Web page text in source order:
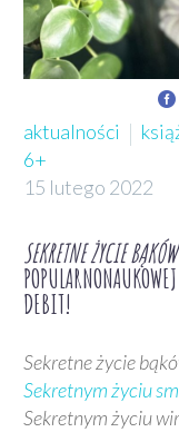
aktualności
6+
15 lutego 2022
SEKRETNE ŻYCIE
DEBIT!
Sekretne życie
Sekretnym życiu
Sekretnym życiu